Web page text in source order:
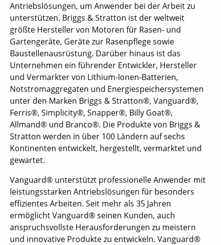
Antriebslösungen, um Anwender bei der Arbeit zu
unterstützen. Briggs & Stratton ist der weltweit
größte Hersteller von Motoren für Rasen- und
Gartengeräte, Geräte zur Rasenpflege sowie
Baustellenausrüstung. Darüber hinaus ist das
Unternehmen ein führender Entwickler, Hersteller
und Vermarkter von Lithium-Ionen-Batterien,
Notstromaggregaten und Energiespeichersystemen
unter den Marken Briggs & Stratton®, Vanguard®,
Ferris®, Simplicity®, Snapper®, Billy Goat®,
Allmand® und Branco®. Die Produkte von Briggs &
Stratton werden in über 100 Ländern auf sechs
Kontinenten entwickelt, hergestellt, vermarktet und
gewartet.
Vanguard® unterstützt professionelle Anwender mit
leistungsstarken Antriebslösungen für besonders
effizientes Arbeiten. Seit mehr als 35 Jahren
ermöglicht Vanguard® seinen Kunden, auch
anspruchsvollste Herausforderungen zu meistern
und innovative Produkte zu entwickeln. Vanguard®